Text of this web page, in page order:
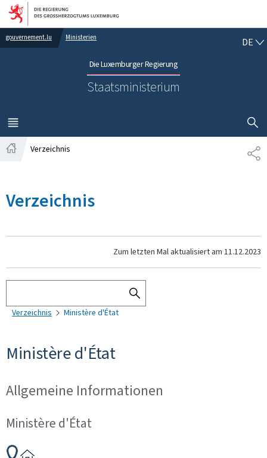
Zur Hauptnavigation
Zum Inhalt
gouvernement.lu Ministerien
Die Luxemburger Regierung
Staatsministerium
DE
MENÜ
HAUPT-
Verzeichnis
Verzeichnis
Zum letzten Mal aktualisiert am 11.12.2023
SEARCH
Verzeichnis Ministère d'État
Ministère d'État
Allgemeine Informationen
Ministère d'État